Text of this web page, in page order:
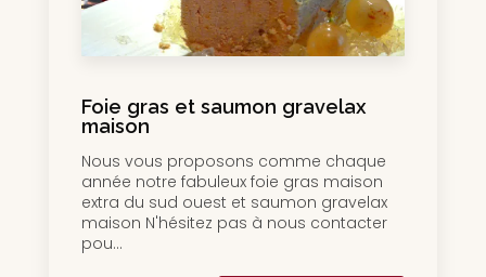
Foie gras et saumon gravelax
maison
Nous vous proposons comme chaque
année notre fabuleux foie gras maison
extra du sud ouest et saumon gravelax
maison N'hésitez pas à nous contacter
pou...